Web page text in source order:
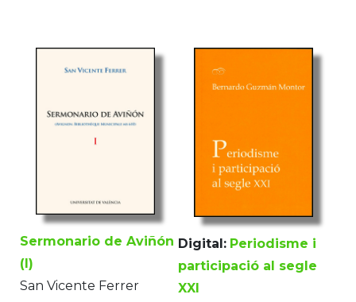
Sermonario de Aviñón
(I)
San Vicente Ferrer
Digital: Periodisme i
participació al segle
XXI